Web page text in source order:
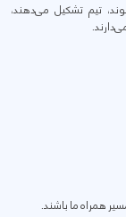
تیم تشکیل می‌دهند،
همراه ما باشند.